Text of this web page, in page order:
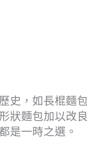
史，如長棍麵
狀麵包加以改
是一時之選。